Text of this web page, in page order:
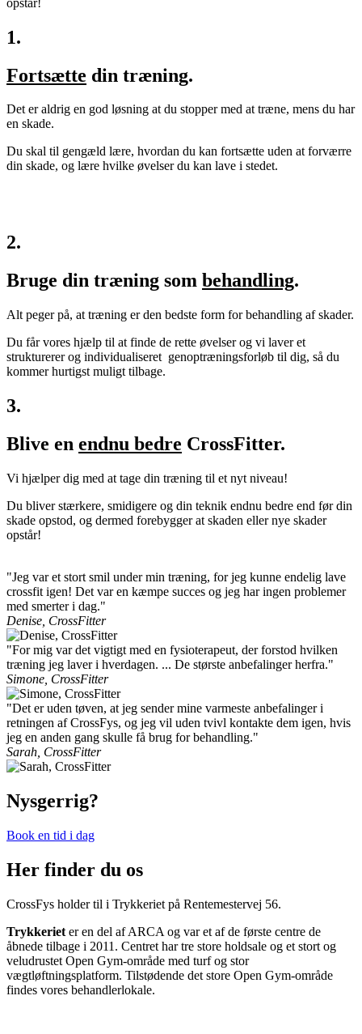
1.
Fortsætte din træning.
Det er aldrig en god løsning at du stopper med at træne, mens du har
en skade.
Du skal til gengæld lære, hvordan du kan fortsætte uden at forværre
din skade, og lære hvilke øvelser du kan lave i stedet.
2.
Bruge din træning som behandling.
Alt peger på, at træning er den bedste form for behandling af skader.
Du får vores hjælp til at finde de rette øvelser og vi laver et
strukturerer og individualiseret genoptræningsforløb til dig, så du
kommer hurtigst muligt tilbage.
3.
Blive en endnu bedre CrossFitter.
Vi hjælper dig med at tage din træning til et nyt niveau!
Du bliver stærkere, smidigere og din teknik endnu bedre end før din
skade opstod, og dermed forebygger at skaden eller nye skader
opstår!
"Jeg var et stort smil under min træning, for jeg kunne endelig lave
crossfit igen! Det var en kæmpe succes og jeg har ingen problemer
med smerter i dag."
Denise, CrossFitter
"For mig var det vigtigt med en fysioterapeut, der forstod hvilken
træning jeg laver i hverdagen. ... De største anbefalinger herfra."
Simone, CrossFitter
"Det er uden tøven, at jeg sender mine varmeste anbefalinger i
retningen af CrossFys, og jeg vil uden tvivl kontakte dem igen, hvis
jeg en anden gang skulle få brug for behandling."
Sarah, CrossFitter
Nysgerrig?
Book en tid i dag
Her finder du os
CrossFys holder til i Trykkeriet på Rentemestervej 56.
Trykkeriet er en del af ARCA og var et af de første centre de
åbnede tilbage i 2011. Centret har tre store holdsale og et stort og
veludrustet Open Gym-område med turf og stor
vægtløftningsplatform. Tilstødende det store Open Gym-område
findes vores behandlerlokale.